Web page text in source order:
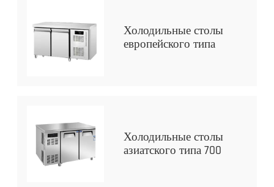
Холодильные столы
европейского типа
Холодильные столы
азиатского типа 700